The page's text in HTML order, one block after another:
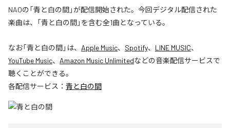
NAOの「青と白の間」が配信開始された。今回デジタル配信された
楽曲は、「青と白の間」を含む全1曲となっている。
なお「青と白の間」は、 Apple Music、 Spotify、 LINE MUSIC、
YouTube Music、 Amazon Music Unlimitedなどの音楽配信サービスで
聴くことができる。
各配信サービス： 青と白の間